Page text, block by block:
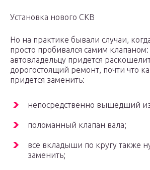
Установка нового СКВ
Но на практике бывали случаи,
просто пробивался самим клапаном:
автовладельцу придется
дорогостоящий ремонт, почти что
придется заменить:
непосредственно вышедший
поломанный клапан вала;
все вкладыши по кругу также
заменить;